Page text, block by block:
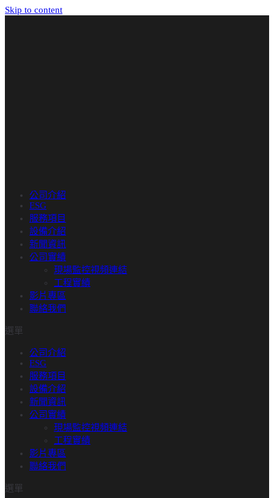
Skip to content
公司介紹
ESG
服務項目
設備介紹
新聞資訊
公司實績
現場監控視頻連結
工程實績​
影片專區
聯絡我們
選單
公司介紹
ESG
服務項目
設備介紹
新聞資訊
公司實績
現場監控視頻連結
工程實績​
影片專區
聯絡我們
選單